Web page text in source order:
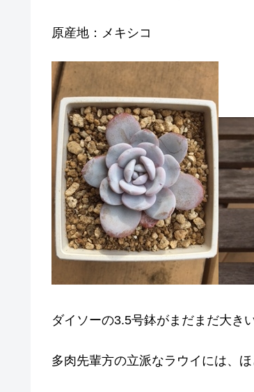
原産地：メキシコ
ダイソーの3.5号鉢がまだまだ大き
多肉先輩方の立派なラウイには、